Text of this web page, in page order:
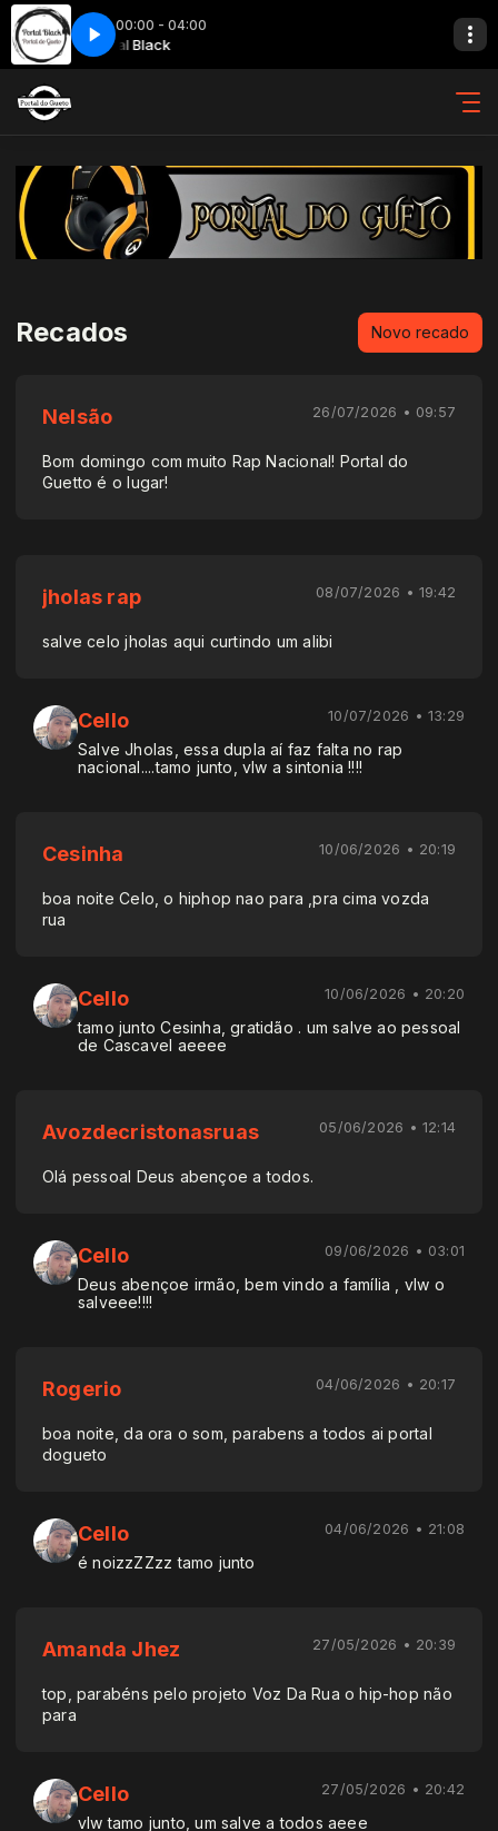
00:00 - 04:00
Portal Black
Notorius B.I.G - Gimme The Loot 01
Recados Novo recado
Nelsão 26/07/2026 • 09:57
Bom domingo com muito Rap Nacional! Portal do
Guetto é o lugar!
jholas rap 08/07/2026 • 19:42
salve celo jholas aqui curtindo um alibi
Cello 10/07/2026 • 13:29
Salve Jholas, essa dupla aí faz falta no rap
nacional....tamo junto, vlw a sintonia !!!!
Cesinha 10/06/2026 • 20:19
boa noite Celo, o hiphop nao para ,pra cima vozda
rua
Cello 10/06/2026 • 20:20
tamo junto Cesinha, gratidão . um salve ao pessoal
de Cascavel aeeee
Avozdecristonasruas 05/06/2026 • 12:14
Olá pessoal Deus abençoe a todos.
Cello 09/06/2026 • 03:01
Deus abençoe irmão, bem vindo a família , vlw o
salveee!!!!
Rogerio 04/06/2026 • 20:17
boa noite, da ora o som, parabens a todos ai portal
dogueto
Cello 04/06/2026 • 21:08
é noizzZZzz tamo junto
Amanda Jhez 27/05/2026 • 20:39
top, parabéns pelo projeto Voz Da Rua o hip-hop não
para
Cello 27/05/2026 • 20:42
vlw tamo junto, um salve a todos aeee